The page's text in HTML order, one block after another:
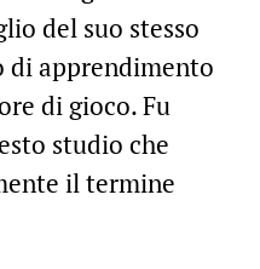
del suo stesso
di apprendimento
di gioco. Fu
studio che
il termine